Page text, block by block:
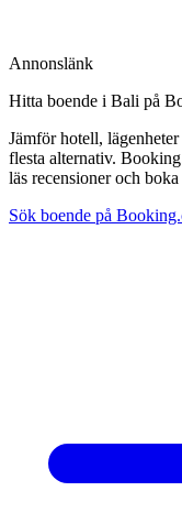
Annonslänk
Hitta boende i Bali på
Jämför hotell,
flesta alternativ.
läs recensioner och
Sök boende på